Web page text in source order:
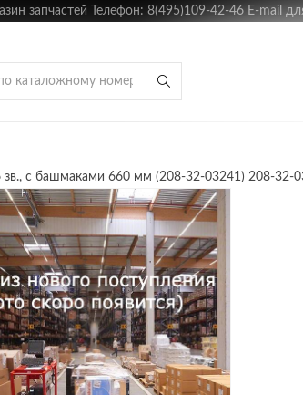
запчастей Телефон: 8(495)109-42-46 E-mail
зв., с башмаками 660 мм (208-32-03241) 208-32-